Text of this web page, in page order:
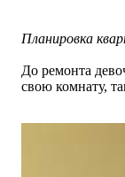
Планировка
До ремонта
свою комнату,